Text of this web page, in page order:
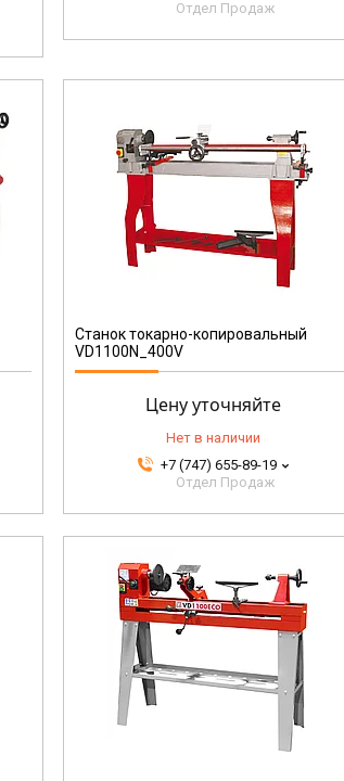
Отдел Продаж
Станок токарно-копировальный
VD1100N_400V
Цену уточняйте
Нет в наличии
+7 (747) 655-89-19
Отдел Продаж